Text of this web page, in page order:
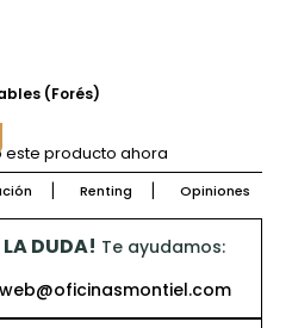
(Forés)
este producto ahora
Renting Opiniones
LA DUDA! Te ayudamos:
web@oficinasmontiel.com